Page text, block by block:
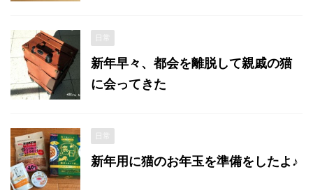
日常
新年早々、都会を離脱して親戚の猫
に会ってきた
日常
新年用に猫のお年玉を準備をしたよ♪